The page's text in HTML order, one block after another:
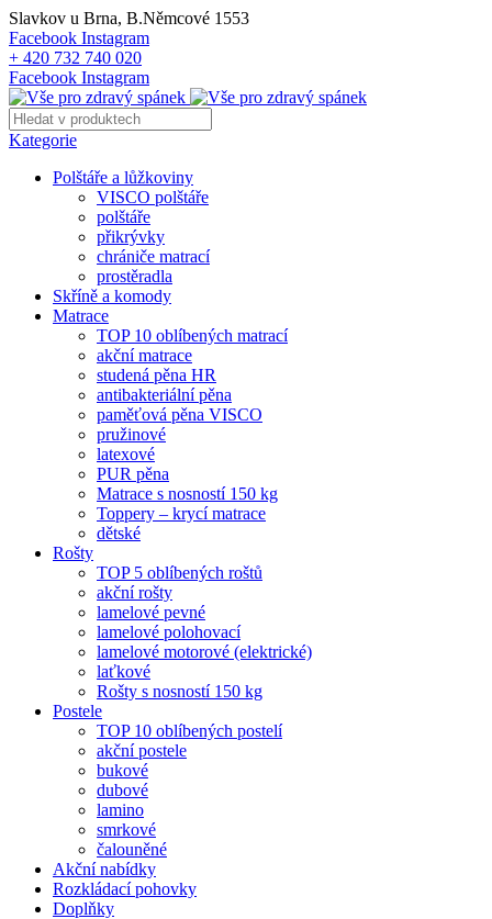
Slavkov u Brna, B.Němcové 1553
Facebook Instagram
+ 420 732 740 020
Facebook Instagram
Kategorie
Polštáře a lůžkoviny
VISCO polštáře
polštáře
přikrývky
chrániče matrací
prostěradla
Skříně a komody
Matrace
TOP 10 oblíbených matrací
akční matrace
studená pěna HR
antibakteriální pěna
paměťová pěna VISCO
pružinové
latexové
PUR pěna
Matrace s nosností 150 kg
Toppery – krycí matrace
dětské
Rošty
TOP 5 oblíbených roštů
akční rošty
lamelové pevné
lamelové polohovací
lamelové motorové (elektrické)
laťkové
Rošty s nosností 150 kg
Postele
TOP 10 oblíbených postelí
akční postele
bukové
dubové
lamino
smrkové
čalouněné
Akční nabídky
Rozkládací pohovky
Doplňky